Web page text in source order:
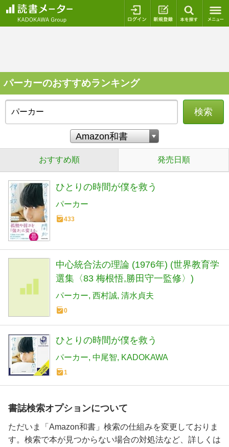
ログイン 新規登録
パーカーのおすすめランキング
検索
おすすめ順 発売日順
ひとりの時間が僕を救う
パーカー
433
中心統合法の理論 (1976年) (世界教育学
選集〈83 梅根悟,勝田守一監修〉)
パーカー 西村誠 清水貞夫
0
ひとりの時間が僕を救う
パーカー 中尾智 KADOKAWA
1
書誌検索オプションについて
ただいま「Amazon和書」検索の仕組みを変更しておりま
す。検索で本が見つからない場合の対処法など、詳しくは